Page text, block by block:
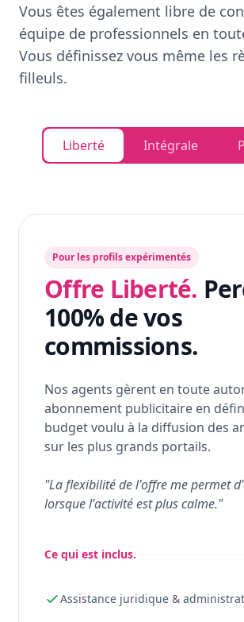
Vous êtes également libre de
équipe de professionnels en
Vous définissez vous même les
filleuls.
Liberté Intégrale
Pour les profils expérimentés
Offre Liberté.
100% de vos
commissions.
Nos agents gèrent en toute
abonnement publicitaire en
budget voulu à la diffusion des
sur les plus grands portails.
"La flexibilité de l'offre me permet
lorsque l'activité est plus calme."
Ce qui est inclus.
Assistance juridique &